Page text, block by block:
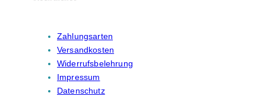
Zahlungsarten
Versandkosten
Widerrufsbelehrung
Impressum
Datenschutz